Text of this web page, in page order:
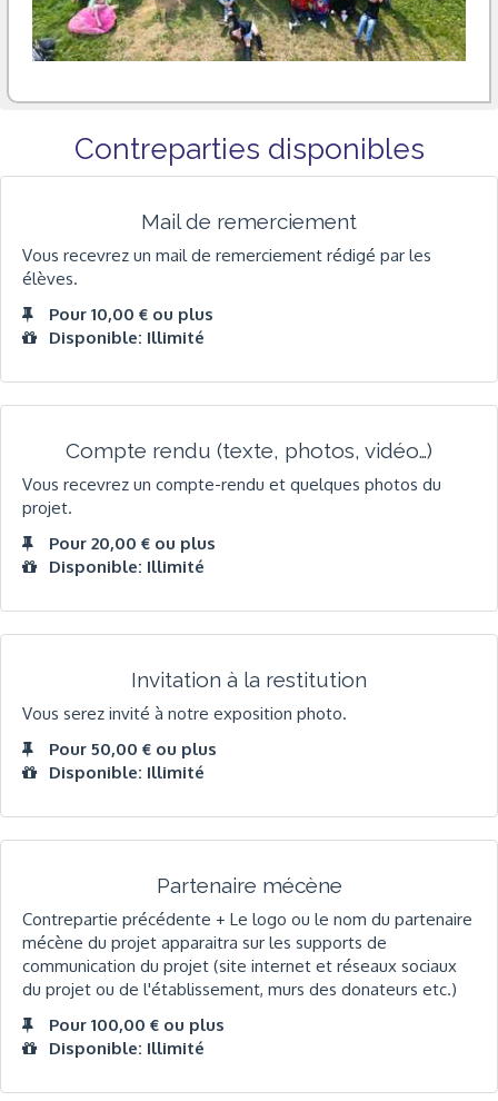
Contreparties disponibles
Mail de remerciement
Vous recevrez un mail de remerciement rédigé par les
élèves.
Pour 10,00 € ou plus
Disponible: Illimité
Compte rendu (texte, photos, vidéo…)
Vous recevrez un compte-rendu et quelques photos du
projet.
Pour 20,00 € ou plus
Disponible: Illimité
Invitation à la restitution
Vous serez invité à notre exposition photo.
Pour 50,00 € ou plus
Disponible: Illimité
Partenaire mécène
Contrepartie précédente + Le logo ou le nom du partenaire
mécène du projet apparaitra sur les supports de
communication du projet (site internet et réseaux sociaux
du projet ou de l'établissement, murs des donateurs etc.)
Pour 100,00 € ou plus
Disponible: Illimité